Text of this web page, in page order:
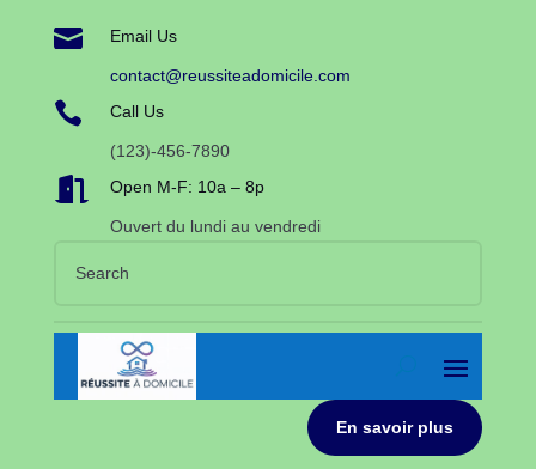
 Email Us
contact@reussiteadomicile.com
 Call Us
(123)-456-7890
 Open M-F: 10a – 8p
Ouvert du lundi au vendredi
En savoir plus